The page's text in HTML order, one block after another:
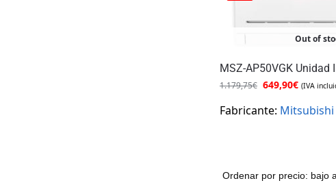
Out of
MSZ-AP50VGK Unidad
1.179,75€ 649,90€ (IVA
Fabricante: Mitsubishi